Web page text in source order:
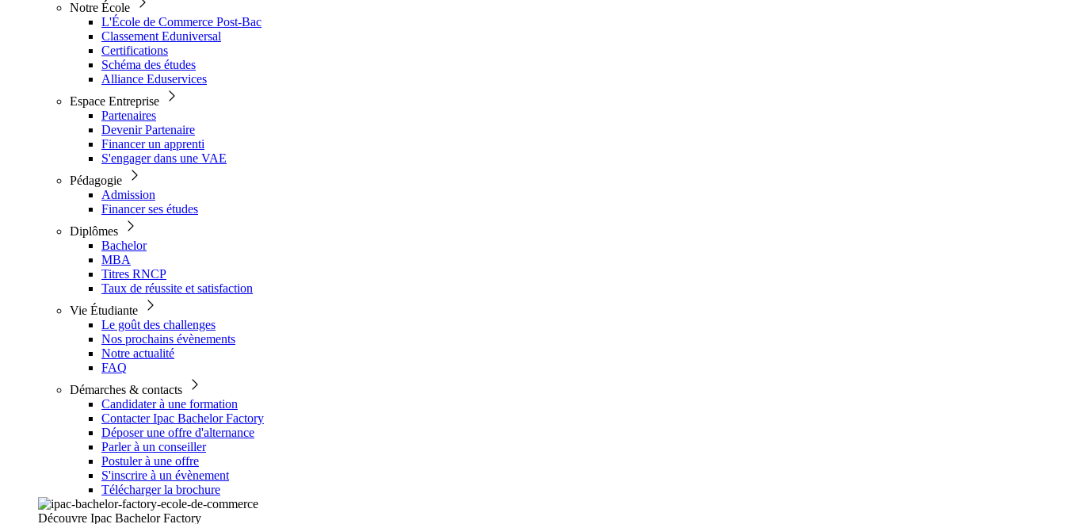
Notre École
L'École de Commerce Post-Bac
Classement Eduniversal
Certifications
Schéma des études
Alliance Eduservices
Espace Entreprise
Partenaires
Devenir Partenaire
Financer un apprenti
S'engager dans une VAE
Pédagogie
Admission
Financer ses études
Diplômes
Bachelor
MBA
Titres RNCP
Taux de réussite et satisfaction
Vie Étudiante
Le goût des challenges
Nos prochains évènements
Notre actualité
FAQ
Démarches & contacts
Candidater à une formation
Contacter Ipac Bachelor Factory
Déposer une offre d'alternance
Parler à un conseiller
Postuler à une offre
S'inscrire à un évènement
Télécharger la brochure
Découvre Ipac Bachelor Factory